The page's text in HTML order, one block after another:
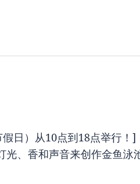
日）从10点到18点举行！
、香和声音来创作金鱼泳